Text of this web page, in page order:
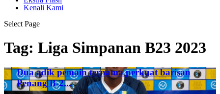
Kenali Kami
Select Page
Tag: Liga Simpanan B23 2023
Dua adik pemain ternama perkuat barisan
Penang B-2...